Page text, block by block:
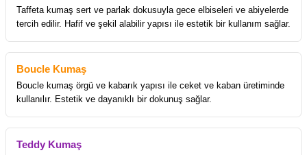
Taffeta kumaş sert ve parlak dokusuyla gece elbiseleri ve abiyelerde
tercih edilir. Hafif ve şekil alabilir yapısı ile estetik bir kullanım sağlar.
Boucle Kumaş
Boucle kumaş örgü ve kabarık yapısı ile ceket ve kaban üretiminde
kullanılır. Estetik ve dayanıklı bir dokunuş sağlar.
Teddy Kumaş